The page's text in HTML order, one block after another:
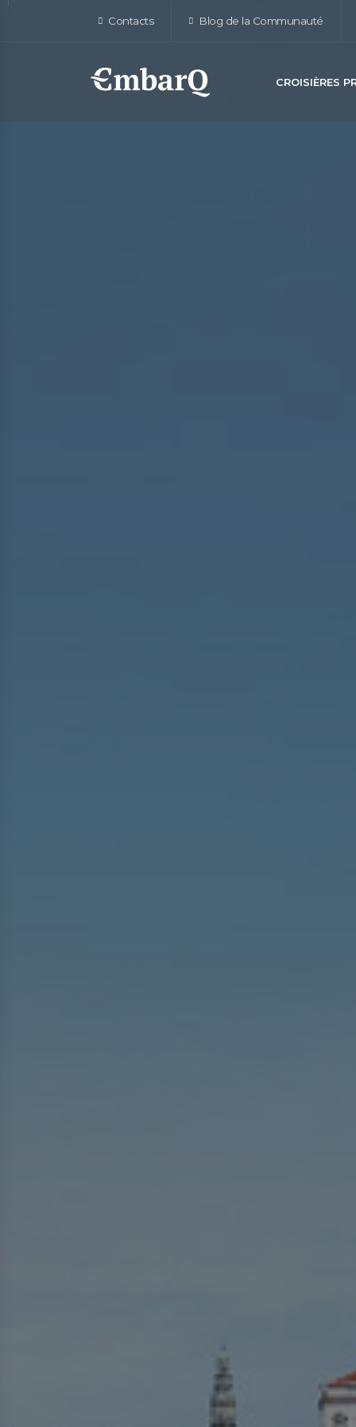
Contacts Blog de la Communauté
CROISIÈRES